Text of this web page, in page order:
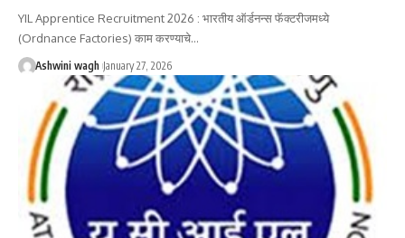
YIL Apprentice Recruitment 2026 : भारतीय ऑर्डनन्स फॅक्टरीजमध्ये
(Ordnance Factories) काम करण्याचे…
Ashwini wagh January 27, 2026